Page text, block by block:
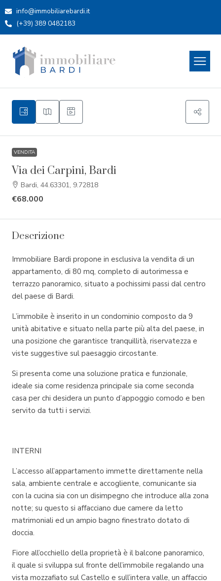
info@immobiliarebardi.it
(+39) 389 0482183
VENDITA
Via dei Carpini, Bardi
Bardi, 44.63301, 9.72818
€68.000
Descrizione
Immobiliare Bardi propone in esclusiva la vendita di un
appartamento, di 80 mq, completo di autorimessa e
terrazzo panoramico, situato a pochissimi passi dal centro
del paese di Bardi.
L’immobile è inserito in un condominio composto da 9
unità abitative e situato nella parte più alta del paese, in
una posizione che garantisce tranquillità, riservatezza e
viste suggestive sul paesaggio circostante.
Si presenta come una soluzione pratica e funzionale,
ideale sia come residenza principale sia come seconda
casa per chi desidera un punto d’appoggio comodo e ben
servito da tutti i servizi.
INTERNI
L’accesso all’appartamento immette direttamente nella
sala, ambiente centrale e accogliente, comunicante sia
con la cucina sia con un disimpegno che introduce alla zona
notte; su questo si affacciano due camere da letto
matrimoniali ed un ampio bagno finestrato dotato di
doccia.
Fiore all’occhiello della proprietà è il balcone panoramico,
il quale si sviluppa sul fronte dell’immobile regalando una
vista mozzafiato sul Castello e sull’intera valle, un affaccio